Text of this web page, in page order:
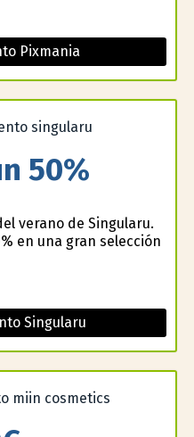
Pixmania
50%
verano de Singularu.
en una gran selección
Singularu